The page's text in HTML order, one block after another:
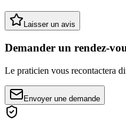
Laisser un avis
Demander un rendez-
Le praticien vous recontactera
Envoyer une demande